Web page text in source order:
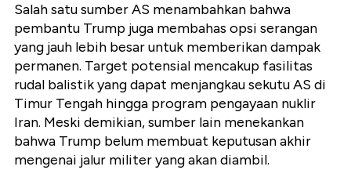
Salah satu sumber AS menambahkan bahwa
pembantu Trump juga membahas opsi serangan
yang jauh lebih besar untuk memberikan dampak
permanen. Target potensial mencakup fasilitas
rudal balistik yang dapat menjangkau sekutu AS di
Timur Tengah hingga program pengayaan nuklir
Iran. Meski demikian, sumber lain menekankan
bahwa Trump belum membuat keputusan akhir
mengenai jalur militer yang akan diambil.